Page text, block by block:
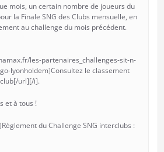
mois, un certain nombre de joueurs du
la Finale SNG des Clubs mensuelle, en
au challenge du mois précédent.
les-partenaires_challenges-sit-n-
lyonholdem]Consultez le classement
url][/i].
et à tous !
du Challenge SNG interclubs :